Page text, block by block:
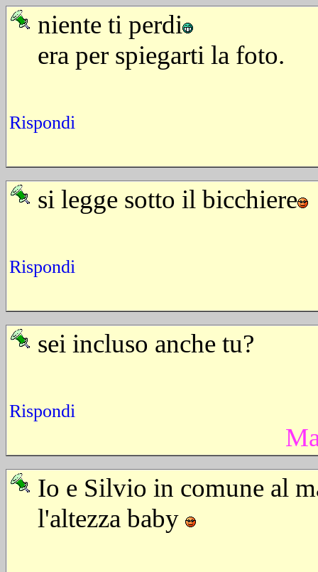
niente ti perdi
era per spiegarti la foto.
Rispondi
si legge sotto il bicchiere
Rispondi
sei incluso anche tu?
Rispondi
Io e Silvio in comune al
l'altezza baby